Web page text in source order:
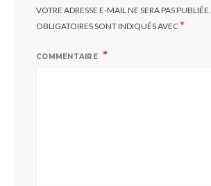
VOTRE ADRESSE E-MAIL NE SERA PAS PUBLIÉE.
OBLIGATOIRES SONT INDIQUÉS AVEC*
COMMENTAIRE